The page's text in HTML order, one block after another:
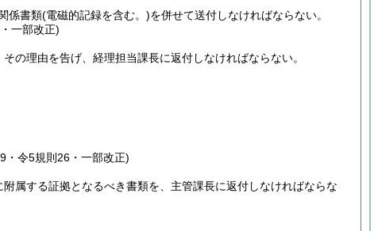
係書類(電磁的記録を含む。)を併せて送付しなければならない。
一部改正)
の理由を告げ、経理担当課長に返付しなければならない。
・令5規則26・一部改正)
属する証拠となるべき書類を、主管課長に返付しなければならな